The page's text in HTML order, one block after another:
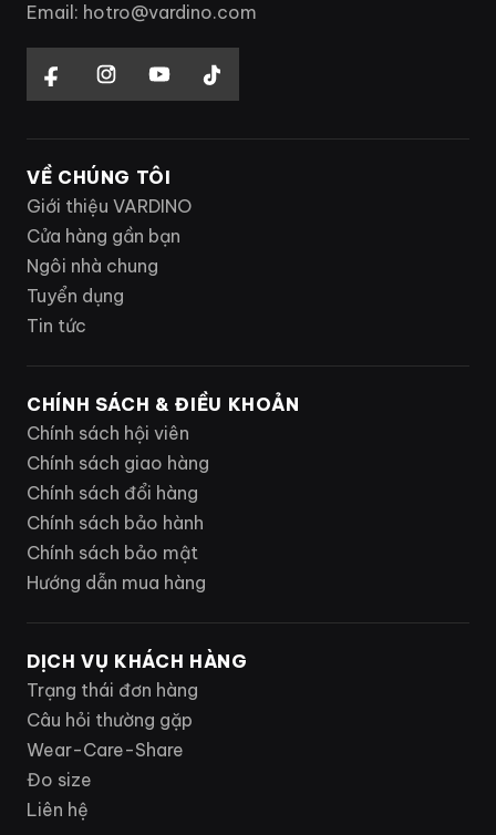
Email: hotro@vardino.com
VỀ CHÚNG TÔI
Giới thiệu VARDINO
Cửa hàng gần bạn
Ngôi nhà chung
Tuyển dụng
Tin tức
CHÍNH SÁCH & ĐIỀU KHOẢN
Chính sách hội viên
Chính sách giao hàng
Chính sách đổi hàng
Chính sách bảo hành
Chính sách bảo mật
Hướng dẫn mua hàng
DỊCH VỤ KHÁCH HÀNG
Trạng thái đơn hàng
Câu hỏi thường gặp
Wear-Care-Share
Đo size
Liên hệ